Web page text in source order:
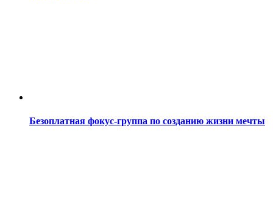
Безоплатная фокус-группа по созданию жизни мечты